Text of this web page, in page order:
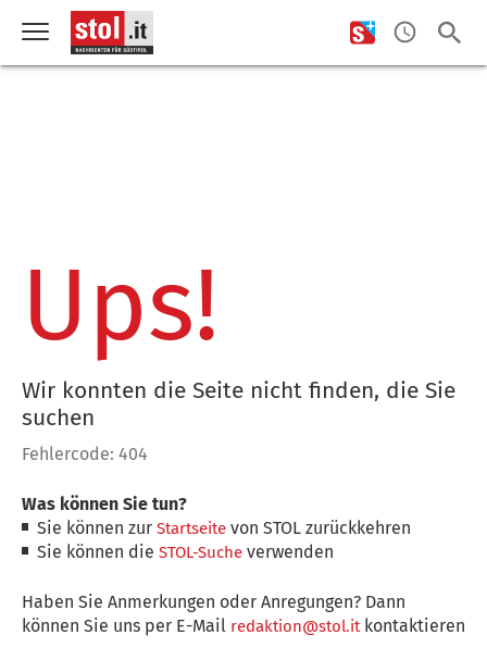
Ups!
Wir konnten die Seite nicht finden, die Sie
suchen
Fehlercode: 404
Was können Sie tun?
Sie können zurStartseite von STOL zurückkehren
Sie können dieSTOL-Suche verwenden
Haben Sie Anmerkungen oder Anregungen? Dann
können Sie uns per E-Mail redaktion@stol.itkontaktieren